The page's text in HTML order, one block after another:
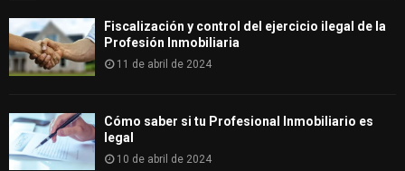
Fiscalización y control del ejercicio ilegal de la
Profesión Inmobiliaria
11 de abril de 2024
Cómo saber si tu Profesional Inmobiliario es
legal
10 de abril de 2024